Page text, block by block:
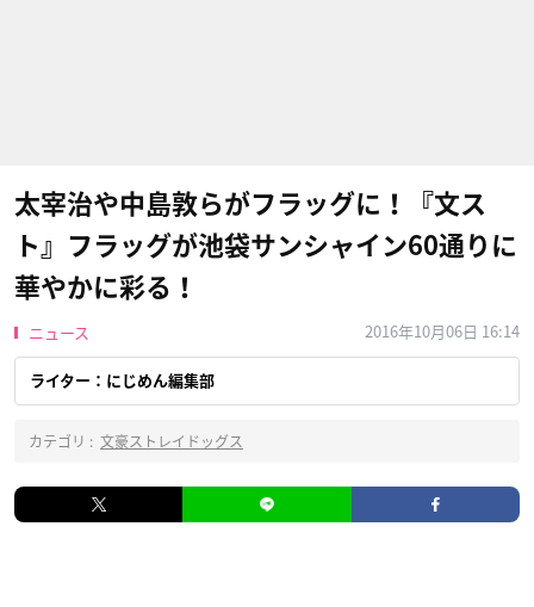
太宰治や中島敦らがフラッグに！『文ス
ト』フラッグが池袋サンシャイン60通りに
華やかに彩る！
ニュース 2016年10月06日 16:14
ライター：にじめん編集部
カテゴリ : 文豪ストレイドッグス